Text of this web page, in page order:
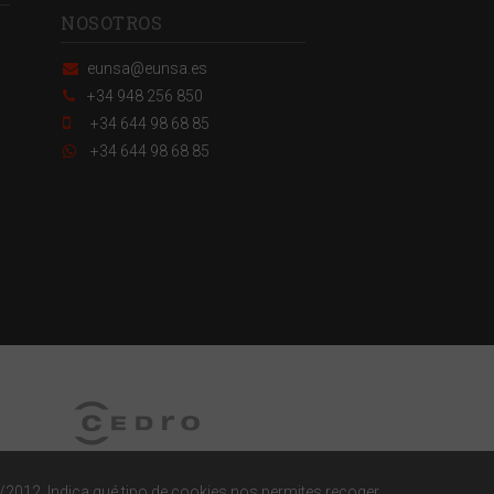
NOSOTROS
eunsa@eunsa.es
+34 948 256 850
+34 644 98 68 85
+34 644 98 68 85